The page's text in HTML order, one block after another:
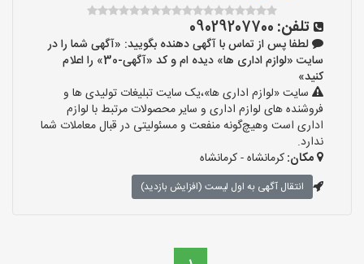
تلفن: 09029207700
لطفا پس از تماس با آگهی دهنده بگویید: «آگهی شما را در
سایت «لوازم اداری ها» دیده ام و کد «آگهی-30» را اعلام
کنید»
سایت «لوازم اداری ها»،یک سایت تبلیغات تولیدی ها و
فروشنده های لوازم اداری و سایر محصولات مرتبط با لوازم
اداری است وهیچ‌گونه منفعت و مسئولیتی در قبال معاملات شما
ندارد.
مکان:کرمانشاه - کرمانشاه
انتقال آگهی به اول لیست (افزایش بازدید)